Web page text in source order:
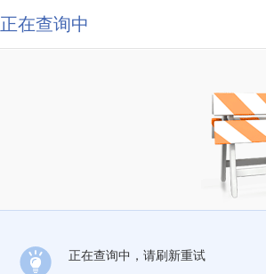
正在查询中
正在查询中，请刷新重试